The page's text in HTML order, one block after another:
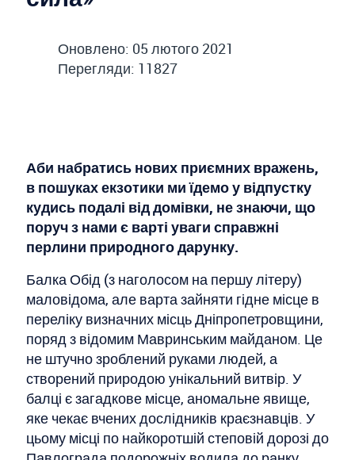
Оновлено: 05 лютого 2021
Перегляди: 11827
Аби набратись нових приємних вражень,
в пошуках екзотики ми їдемо у відпустку
кудись подалі від домівки, не знаючи, що
поруч з нами є варті уваги справжні
перлини природного дарунку.
Балка Обід (з наголосом на першу літеру)
маловідома, але варта зайняти гідне місце в
переліку визначних місць Дніпропетровщини,
поряд з відомим Мавринським майданом. Це
не штучно зроблений руками людей, а
створений природою унікальний витвір. У
балці є загадкове місце, аномальне явище,
яке чекає вчених дослідників краєзнавців. У
цьому місці по найкоротшій степовій дорозі до